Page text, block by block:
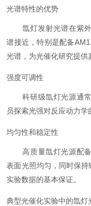
光谱特性的优势
氙灯发射光谱在紫
谱接近，特别是配备
光谱，为光催化研究提供
强度可调性
科研级氙灯光源通
员探索光强对反应动力学
均匀性和稳定性
高质量氙灯光源配
表面光照均匀，同时保
实验数据的基本保证。
典型光催化实验中的氙灯